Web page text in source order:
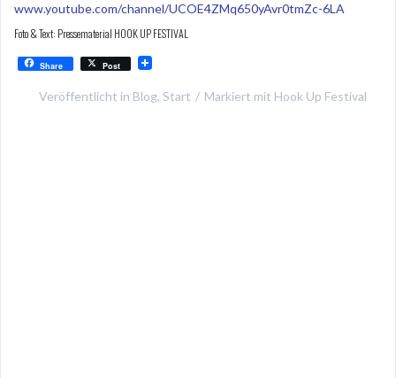
www.youtube.com/channel/UCOE4ZMq650yAvr0tmZc-6LA
Foto & Text: Pressematerial HOOK UP FESTIVAL
Share Post
Veröffentlicht in Blog, Start Markiert mit Hook Up Festival